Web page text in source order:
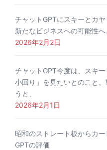
チャットGPTにスキーとカ
新たなビジネスへの可能性へ
2026年2月2日
チャットGPT今度は、スキ
小回り」を見たいとのこと
うと、
2026年2月1日
昭和のストレート板からカ
GPTの評価